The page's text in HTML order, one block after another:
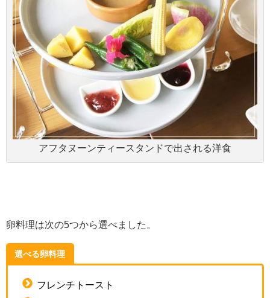
アフタヌーンティースタンドで出される洋食
卵料理は次の5つから選べました。
選べる卵料理
フレンチトースト